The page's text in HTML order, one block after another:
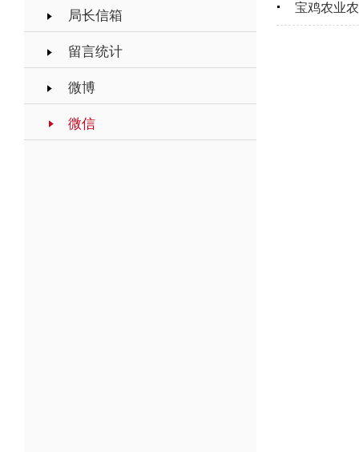
局长信箱
留言统计
微博
微信
宝鸡农业